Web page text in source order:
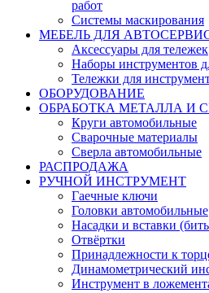
работ
Системы маскирования
МЕБЕЛЬ ДЛЯ
Аксессуары для тележек
Наборы инструментов
Тележки для
ОБОРУДОВАНИЕ
ОБРАБОТКА МЕТАЛЛА И
Круги автомобильные
Сварочные материалы
Сверла автомобильные
РАСПРОДАЖА
РУЧНОЙ ИНСТРУМЕНТ
Гаечные ключи
Головки автомобильные
Насадки и вставки
Отвёртки
Принадлежности к
Динамометрический
Инструмент в